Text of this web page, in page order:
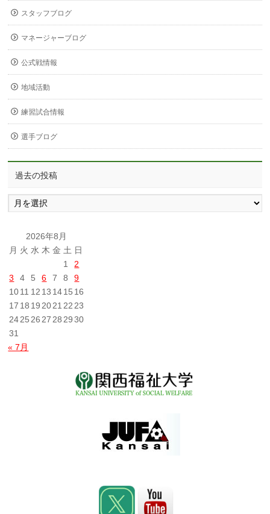
スタッフブログ
マネージャーブログ
公式戦情報
地域活動
練習試合情報
選手ブログ
過去の投稿
過
去
稿
2026年8月
月 火 水 木 金 土 日
1
2
3
4 5 6 7 8
9
1011 12 13 1415 16
17 18 19 2021 22 23
2425 26 27 28 29 30
31
« 7月